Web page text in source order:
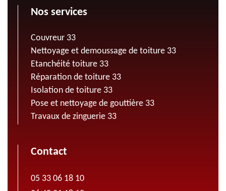
Nos services
Couvreur 33
Nettoyage et demoussage de toiture 33
Etanchéité toiture 33
Réparation de toiture 33
Isolation de toiture 33
Pose et nettoyage de gouttière 33
Travaux de zinguerie 33
Contact
05 33 06 18 10